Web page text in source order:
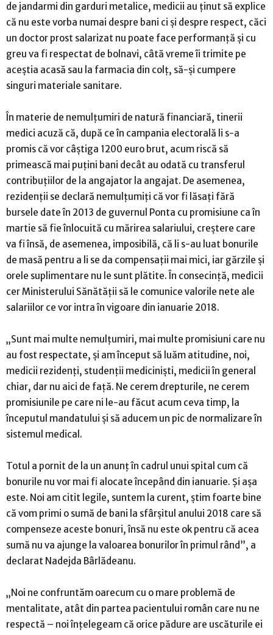
de jandarmi din garduri metalice, medicii au ţinut să explice
că nu este vorba numai despre bani ci şi despre respect, căci
un doctor prost salarizat nu poate face performanţă şi cu
greu va fi respectat de bolnavi, câtă vreme îi trimite pe
aceştia acasă sau la farmacia din colţ, să-şi cumpere
singuri materiale sanitare.
În materie de nemulţumiri de natură financiară, tinerii
medici acuză că, după ce în campania electorală li s-a
promis că vor câştiga 1200 euro brut, acum riscă să
primească mai puţini bani decât au odată cu transferul
contribuţiilor de la angajator la angajat. De asemenea,
rezidenţii se declară nemulţumiţi că vor fi lăsaţi fără
bursele date în 2013 de guvernul Ponta cu promisiune ca în
martie să fie înlocuită cu mărirea salariului, creştere care
va fi însă, de asemenea, imposibilă, că li s-au luat bonurile
de masă pentru a li se da compensaţii mai mici, iar gărzile şi
orele suplimentare nu le sunt plătite. În consecinţă, medicii
cer Ministerului Sănătăţii să le comunice valorile nete ale
salariilor ce vor intra în vigoare din ianuarie 2018.
„Sunt mai multe nemulţumiri, mai multe promisiuni care nu
au fost respectate, şi am început să luăm atitudine, noi,
medicii rezidenţi, studenţii medicinişti, medicii în general
chiar, dar nu aici de faţă. Ne cerem drepturile, ne cerem
promisiunile pe care ni le-au făcut acum ceva timp, la
începutul mandatului şi să aducem un pic de normalizare în
sistemul medical.
Totul a pornit de la un anunţ în cadrul unui spital cum că
bonurile nu vor mai fi alocate începând din ianuarie. Şi aşa
este. Noi am citit legile, suntem la curent, ştim foarte bine
că vom primi o sumă de bani la sfârşitul anului 2018 care să
compenseze aceste bonuri, însă nu este ok pentru că acea
sumă nu va ajunge la valoarea bonurilor în primul rând”, a
declarat Nadejda Bârlădeanu.
„Noi ne confruntăm oarecum cu o mare problemă de
mentalitate, atât din partea pacientului român care nu ne
respectă – noi înţelegeam că orice pădure are uscăturile ei